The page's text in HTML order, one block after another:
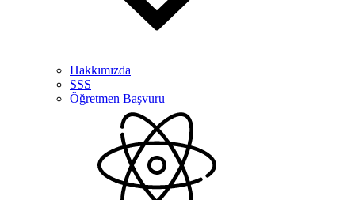
Hakkımızda
SSS
Öğretmen Başvuru